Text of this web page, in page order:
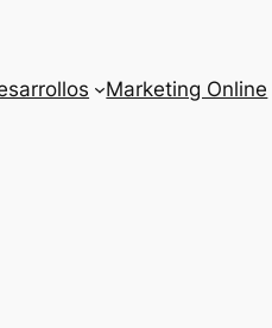
Marketing Online